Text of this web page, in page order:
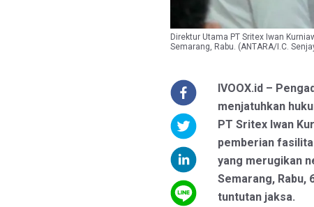
Direktur Utama PT Sritex Iwan
Semarang, Rabu. (ANTARA/I.C.
IVOOX.id –
menjatuhkan
PT Sritex Iwan
pemberian
yang merugikan
Semarang, Rabu,
tuntutan jaksa.